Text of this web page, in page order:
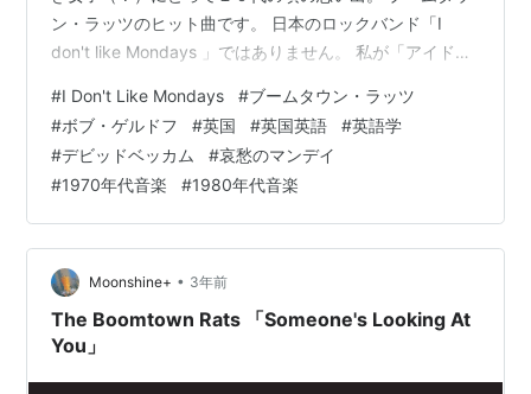
ン・ラッツのヒット曲です。 日本のロックバンド「I
don't like Mondays 」ではありません。 私が「アイド
www.youtube.com 日本のロックバンド「I don't like
Mondays」については知識がなく申し訳ありません。 以
下、英国のロックバンド「ブームタウン・ラッツ」のボ
ブ・ゲルドフが尖がっていた時代の思い出です。 ランキ
ング…
#I Don't Like Mondays #ブームタウン・ラッツ
#ボブ・ゲルドフ #英国 #英国英語 #英語学
#デビッドベッカム #哀愁のマンデイ
#1970年代音楽 #1980年代音楽
Moonshine+ • 3年前
The Boomtown Rats 「Someone's Looking At
You」